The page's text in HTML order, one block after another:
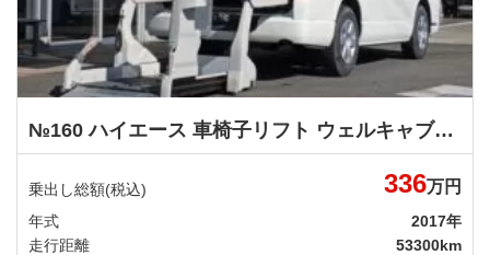
№160 ハイエース 車椅子リフト ウェルキャブ 車いす仕様車 Ｆタイプ トヨタ
乗出し総額(税込) 336万円
年式
2017年
走行距離
53300km